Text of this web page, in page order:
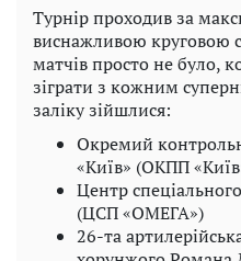
Турнір проходив за
виснажливою круговою
матчів просто не було,
зіграти з кожним
заліку зійшлися:
Окремий
«Київ» (ОКПП
Центр
(ЦСП «ОМЕГА»)
26-та